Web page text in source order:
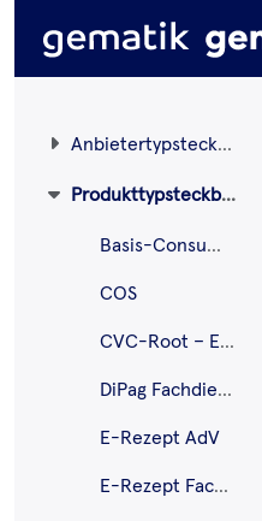
Anbietertypsteckbriefe
Produkttypsteckbriefe
Basis-Consumer
COS
CVC-Root – ECC
DiPag Fachdienst
E-Rezept AdV
E-Rezept Fachdienst